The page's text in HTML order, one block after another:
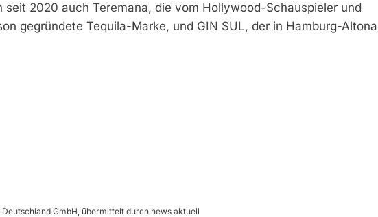
seit 2020 auch Teremana, die vom Hollywood-Schauspieler und
gegründete Tequila-Marke, und GIN SUL, der in Hamburg-Altona
GmbH, übermittelt durch news aktuell